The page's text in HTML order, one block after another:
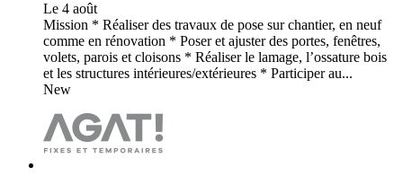
Le 4 août
Mission * Réaliser des travaux de pose sur chantier, en neuf
comme en rénovation * Poser et ajuster des portes, fenêtres,
volets, parois et cloisons * Réaliser le lamage, l’ossature bois
et les structures intérieures/extérieures * Participer au...
New